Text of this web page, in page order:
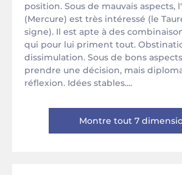
position. Sous de mauvais aspects,
(Mercure) est très intéressé (le
signe). Il est apte à des
qui pour lui priment tout.
dissimulation. Sous de bons
prendre une décision, mais
réflexion. Idées stables....
Montre tout 7